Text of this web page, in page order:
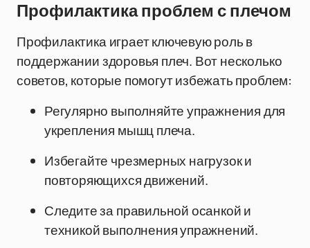
Профилактика проблем с плечом
Профилактика играет ключевую роль в
поддержании здоровья плеч. Вот несколько
советов, которые помогут избежать проблем:
Регулярно выполняйте упражнения для
укрепления мышц плеча.
Избегайте чрезмерных нагрузок и
повторяющихся движений.
Следите за правильной осанкой и
техникой выполнения упражнений.